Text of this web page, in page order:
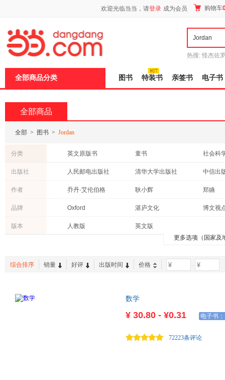
欢迎光临当当，请登录 成为会员 购物车
热搜: 怪杰佐
全部商品分类 图书 特装书 亲签书 电子书
全部商品
全部 > 图书 > Jordan
分类 英文原版书 童书
社会科
历史
其他语种原版书
保健/养
成功/励志
教材
投资理
港台圖書
青春文学
艺术
出版社 人民邮电出版社 清华大学出版社
中信出
中国市场出版社
浙江人
中译出版社
上海科技教育出版社
企业管
京华出版社 商务印
作者 乔丹·艾伦伯格 耿小辉
郑嬿
林华
史秀雄 陈亮
品牌 Oxford 湛庐文化 博文视
版本 人教版
英文版
更多选项（国家及
综合排序 销量 好评 出版时间 价格 -
数学
¥ 30.80 - ¥0.31 电子书：
72223条评论
页
加